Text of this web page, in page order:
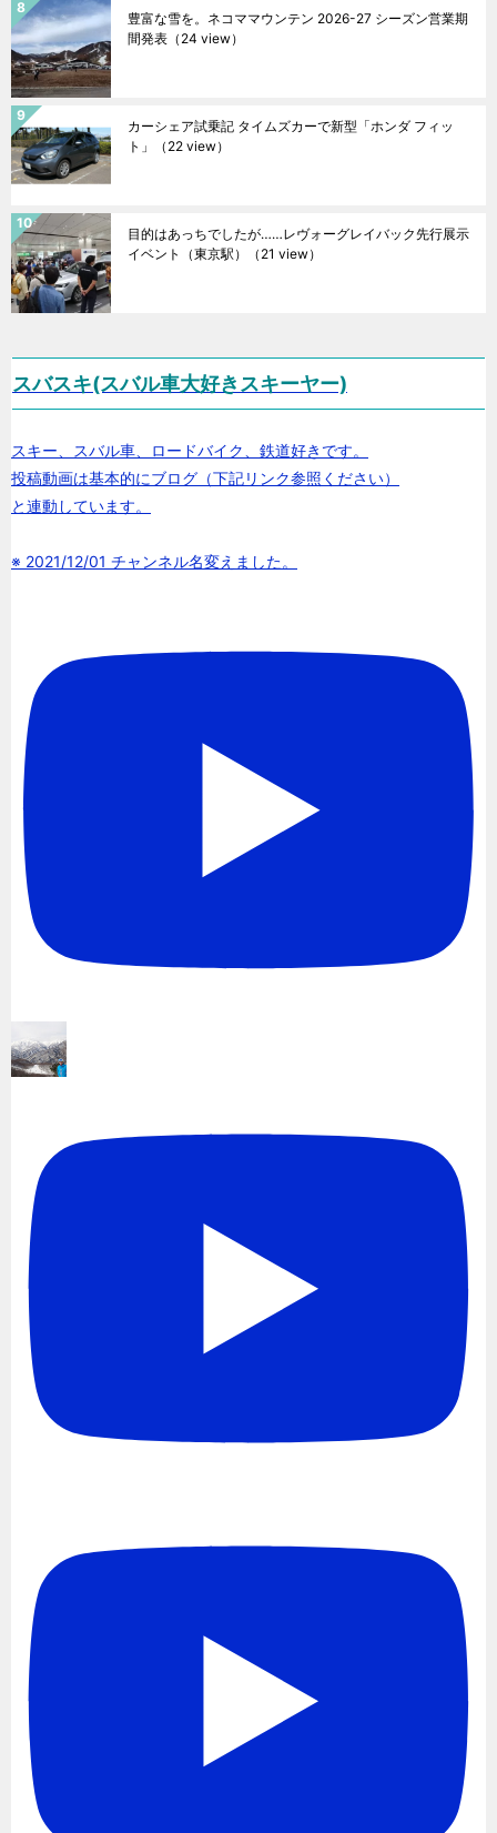
豊富な雪を。ネコママウンテン 2026-27 シーズン営業期
間発表 （24 view）
カーシェア試乗記 タイムズカーで新型「ホンダ フィッ
ト」
（22 view）
目的はあっちでしたが……レヴォーグレイバック先行展示
イベント（東京駅）
（21 view）
スバスキ(スバル車大好きスキーヤー)
スキー、スバル車、ロードバイク、鉄道好きです。
投稿動画は基本的にブログ（下記リンク参照ください）
と連動しています。
※ 2021/12/01 チャンネル名変えました。